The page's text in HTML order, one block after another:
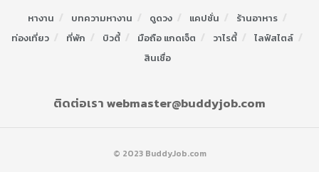
หางาน บทความหางาน ดูดวง แคปชั่น
ร้านอาหาร
ท่องเที่ยว
ที่พัก บิวตี้ มือถือ แกดเจ็ต วาไรตี้
ไลฟ์สไตล์
สินเชื่อ
ติดต่อเรา webmaster@buddyjob.com
© 2023 BuddyJob.com